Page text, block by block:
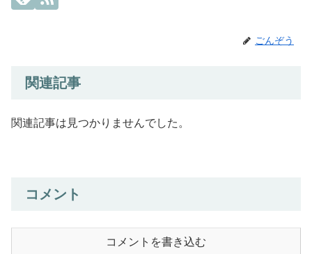
ごんぞう
関連記事
関連記事は見つかりませんでした。
コメント
コメントを書き込む